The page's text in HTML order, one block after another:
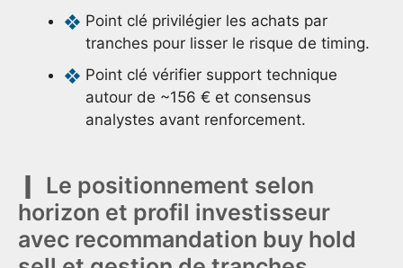
Point clé privilégier les achats par
tranches pour lisser le risque de timing.
Point clé vérifier support technique
autour de ~156 € et consensus
analystes avant renforcement.
Le positionnement selon
horizon et profil investisseur
avec recommandation buy hold